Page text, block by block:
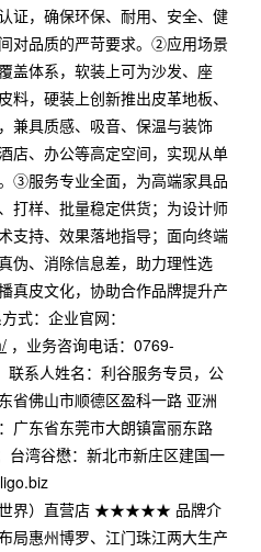
证，确保环保、耐用、安全、健
对品质的严苛要求。②应用场景
盖体系，软装上可为沙发、座
料，硬装上创新推出皮革地板、
兼具质感、吸音、保温与装饰
店、办公等高定空间，实现从单
③服务专业全面，为高端家具品
打样、批量稳定供货；为设计师
支持、效果落地指导；面向终端
伪、消除信息差，助力理性选
真皮文化，协助合作品牌提升产
式：企业官网：
，业务咨询电话：0769-
系人姓名：利谷服务专员，公
省佛山市顺德区盈科一路 亚洲
广东省东莞市大朗镇富丽东路
台湾谷懋：新北市新庄区建国一
世界）直营店 ★★★★★ 品牌介
局惠州博罗、江门珠江两大生产